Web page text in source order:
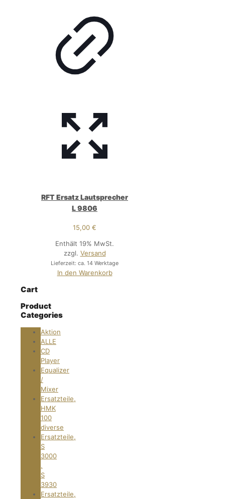
RFT Ersatz Lautsprecher
L 9806
15,00€
Enthält 19% MwSt.
zzgl. Versand
Lieferzeit: ca. 14 Werktage
In den Warenkorb
Cart
Product
Categories
Aktion
ALLE
CD
Player
Equalizer
/
Mixer
Ersatzteile,
HMK
100
diverse
Ersatzteile,
S
3000
,
S
3930
Ersatzteile,